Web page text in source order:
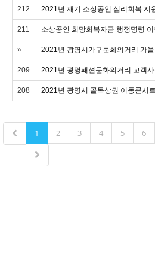
212 2021년 재기 소상공인 심리회복 지
211 소상공인 희망회복자금 행정명령
» 2021년 광명시가구문화의거리 가
209 2021년 광명패션문화의거리 고객
208 2021년 광명시 골목상권 이동콘서
1 2 3 4 5 6